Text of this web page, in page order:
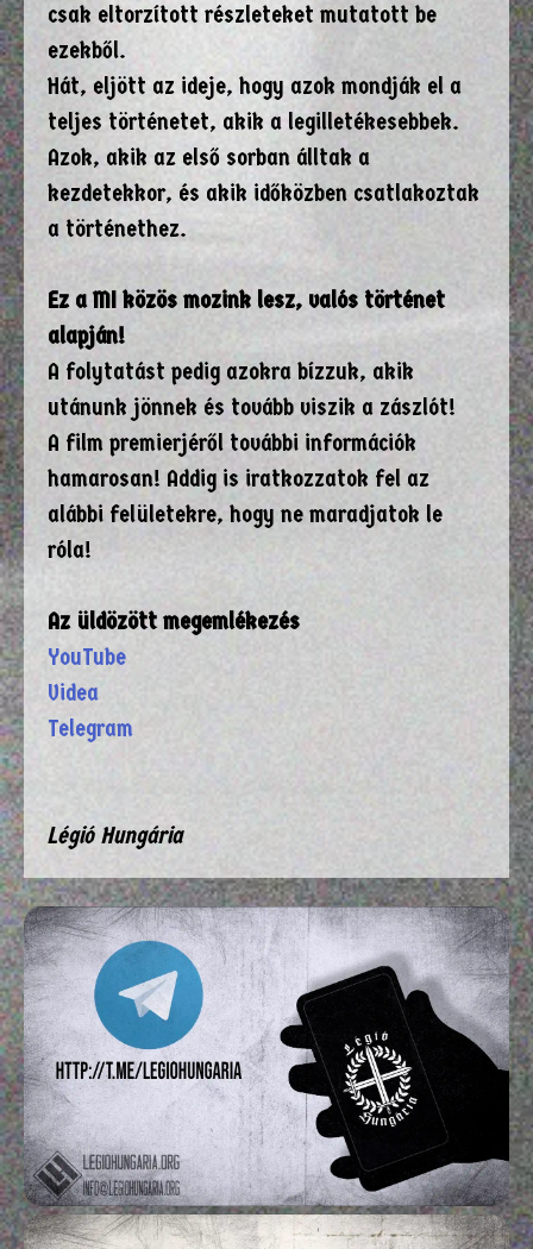
csak eltorzított részleteket mutatott be
ezekből.
Hát, eljött az ideje, hogy azok mondják el a
teljes történetet, akik a legilletékesebbek.
Azok, akik az első sorban álltak a
kezdetekkor, és akik időközben csatlakoztak
a történethez.
Ez a MI közös mozink lesz, valós történet
alapján!
A folytatást pedig azokra bízzuk, akik
utánunk jönnek és tovább viszik a zászlót!
A film premierjéről további információk
hamarosan! Addig is iratkozzatok fel az
alábbi felületekre, hogy ne maradjatok le
róla!
Az üldözött megemlékezés
YouTube
Videa
Telegram
Légió Hungária